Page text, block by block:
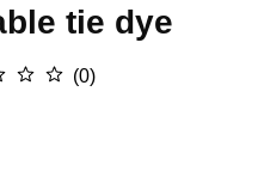
tie dye
☆ ☆ (0)